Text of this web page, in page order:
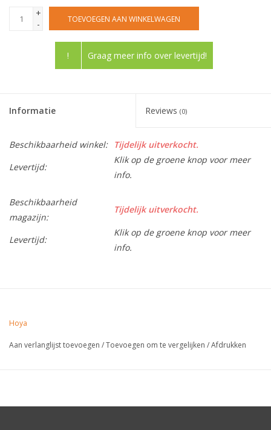
+
-
TOEVOEGEN AAN WINKELWAGEN
! Graag meer info over levertijd!
Informatie Reviews (0)
Beschikbaarheid winkel:
Tijdelijk uitverkocht.
Levertijd:
Klik op de groene knop voor meer
info.
Beschikbaarheid
magazijn:
Tijdelijk uitverkocht.
Levertijd:
Klik op de groene knop voor meer
info.
Hoya
Aan verlanglijst toevoegen /Toevoegen om te vergelijken /Afdrukken